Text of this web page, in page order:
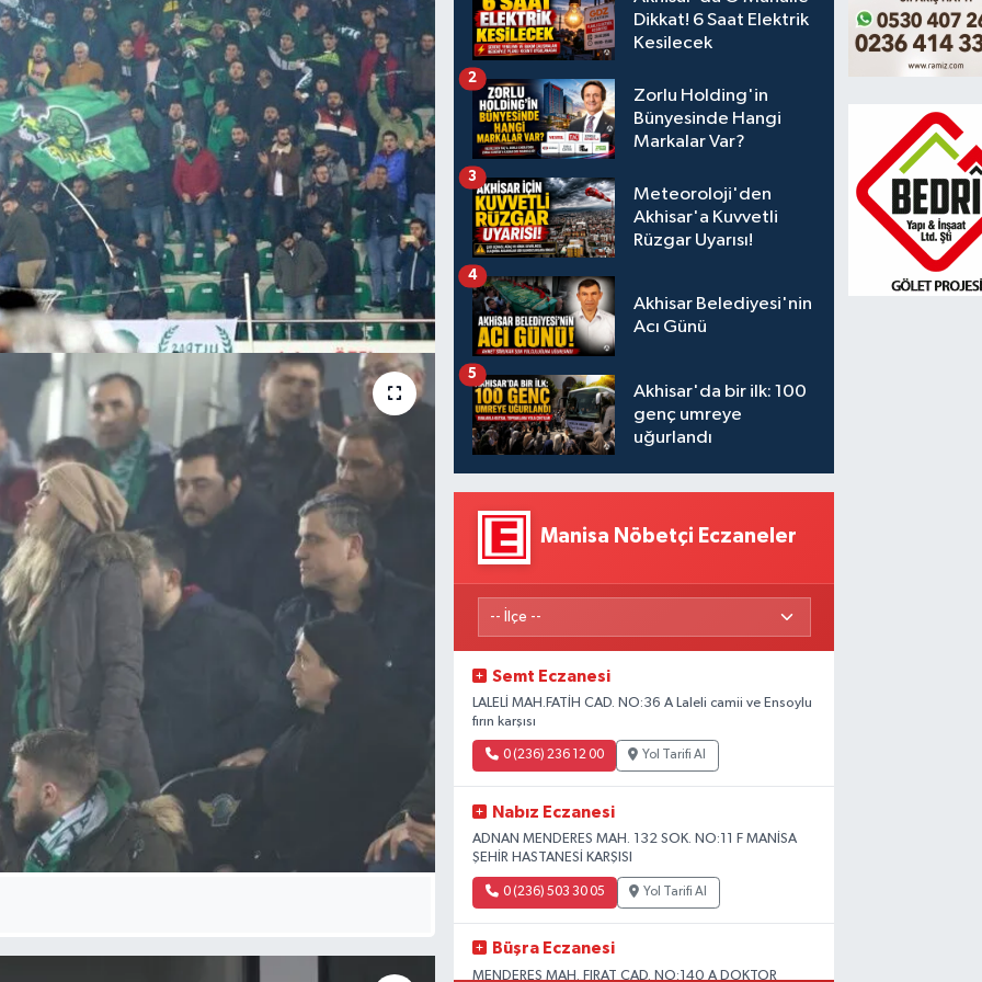
Dikkat! 6 Saat Elektrik
Kesilecek
Zorlu Holding'in
Bünyesinde Hangi
Markalar Var?
2
Meteoroloji'den
Akhisar'a Kuvvetli
Rüzgar Uyarısı!
3
Akhisar Belediyesi'nin
Acı Günü
4
Akhisar'da bir ilk: 100
genç umreye
uğurlandı
5
Manisa Nöbetçi Eczaneler
Semt Eczanesi
LALELİ MAH.FATİH CAD. NO:36 A Laleli camii ve Ensoylu
fırın karşısı
0 (236) 236 12 00 Yol Tarifi Al
Nabız Eczanesi
ADNAN MENDERES MAH. 132 SOK. NO:11 F MANİSA
ŞEHİR HASTANESİ KARŞISI
0 (236) 503 30 05 Yol Tarifi Al
Büşra Eczanesi
MENDERES MAH. FIRAT CAD. NO:140 A DOKTOR